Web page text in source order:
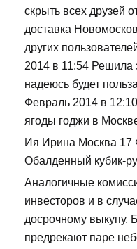
скрыть всех друзей
доставка
других
2014 в 11:54 Решила
надеюсь будет
Февраль 2014 в
ягоды годжи в
Ия Ирина Москва 17
Обалденный кубик-
Аналогичные
инвесторов и в
досрочному выкупу.
предрекают паре